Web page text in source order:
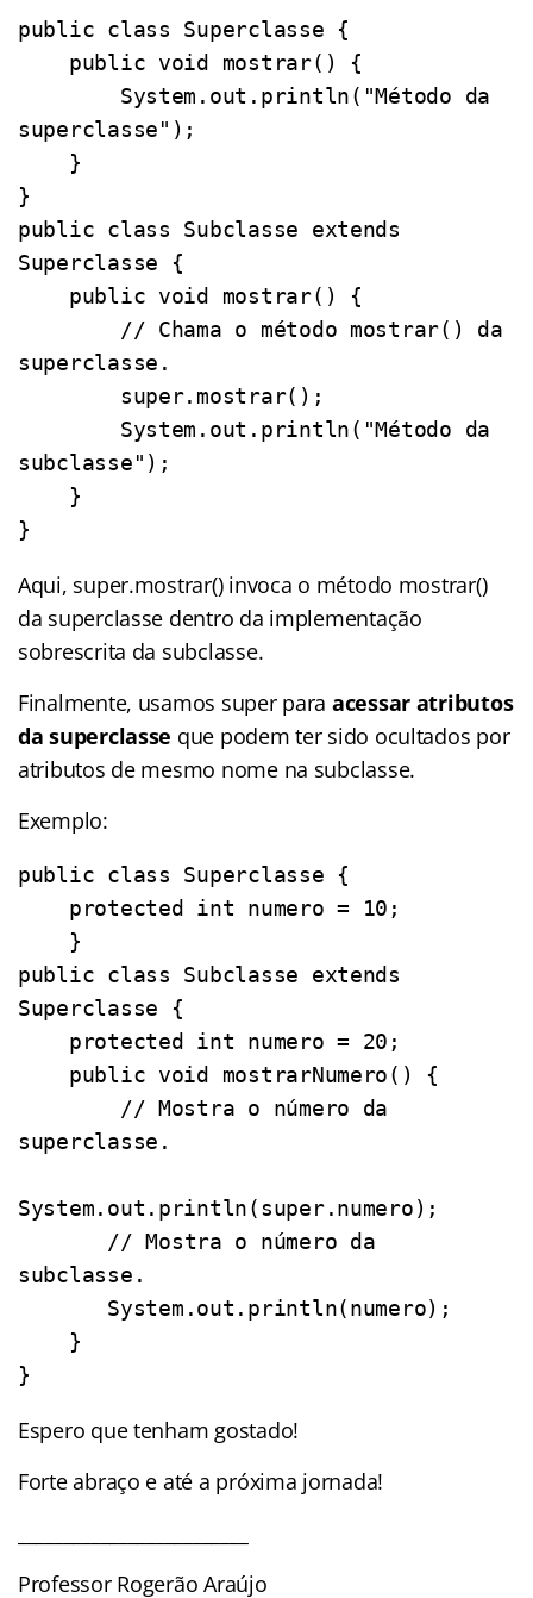
public class Superclasse {
superclasse");
}
public class Subclasse extends
Superclasse {
superclasse.
subclasse");
}
Aqui, super.mostrar() invoca o método mostrar()
da superclasse dentro da implementação
sobrescrita da subclasse.
Finalmente, usamos super para acessar atributos
da superclasse que podem ter sido ocultados por
atributos de mesmo nome na subclasse.
Exemplo:
public class Superclasse {
public class Subclasse extends
Superclasse {
superclasse.
System.out.println(super.numero);
subclasse.
}
Espero que tenham gostado!
Forte abraço e até a próxima jornada!
Professor Rogerão Araújo